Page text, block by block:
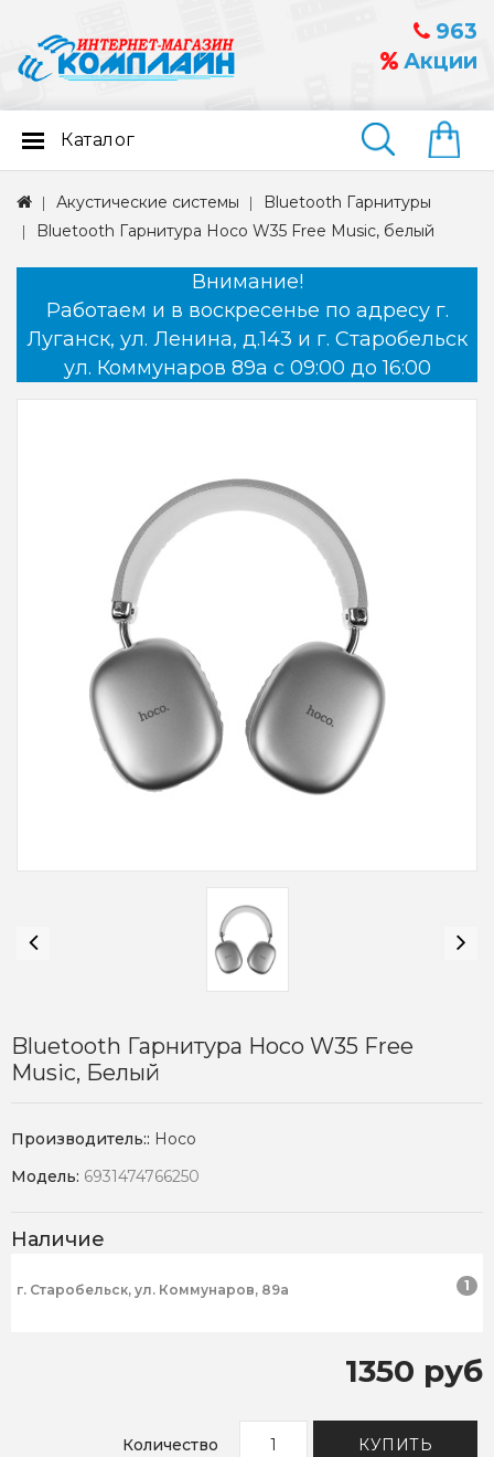
963
Акции
Найти
Каталог
Акустические системы
Bluetooth Гарнитуры
Bluetooth Гарнитура Hoco W35 Free Music, белый
Внимание!
Работаем и в воскресенье по адресу г.
Луганск, ул. Ленина, д.143 и г. Старобельск
ул. Коммунаров 89а с 09:00 до 16:00
Bluetooth Гарнитура Hoco W35 Free
Music, Белый
Производитель:: Hoco
Модель: 6931474766250
Наличие
г. Старобельск, ул. Коммунаров, 89а 1
1350 руб
Количество КУПИТЬ